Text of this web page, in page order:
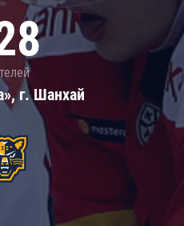
г. Шанхай